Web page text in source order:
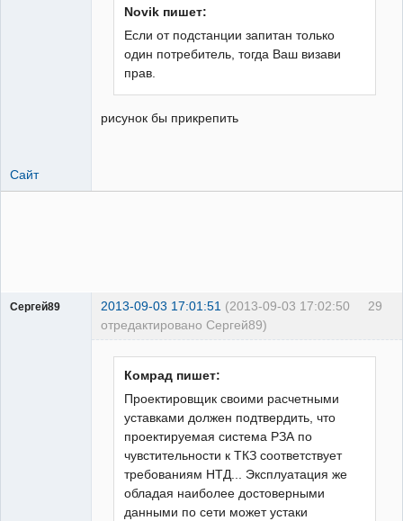
Novik пишет:
Если от подстанции запитан только
один потребитель, тогда Ваш визави
прав.
рисунок бы прикрепить
Сайт
29
Сергей89 2013-09-03 17:01:51 (2013-09-03 17:02:50
отредактировано Сергей89)
Комрад пишет:
Проектировщик своими расчетными
уставками должен подтвердить, что
проектируемая система РЗА по
чувстительности к ТКЗ соответствует
требованиям НТД... Эксплуатация же
обладая наиболее достоверными
данными по сети может устаки